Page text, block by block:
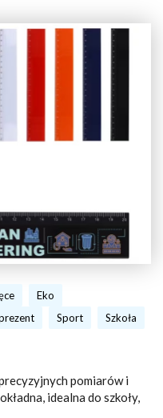
Eko
Sport Szkoła
pomiarów i
idealna do szkoły,